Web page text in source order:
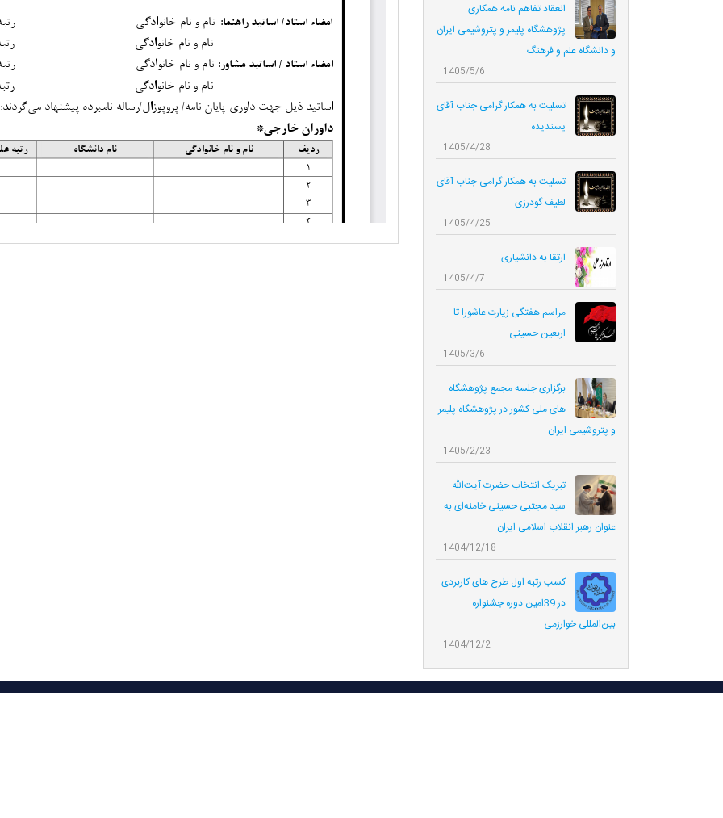
انعقاد تفاهم نامه همکاری‌
پژوهشگاه پلیمر و پتروشیمی ایران
و دانشگاه علم و فرهنگ
1405/5/6
تسلیت به همکار گرامی جناب آقای
پسندیده
1405/4/28
تسلیت به همکار گرامی جناب آقای
لطیف گودرزی
1405/4/25
ارتقا به دانشیاری
1405/4/7
مراسم هفتگی زیارت عاشورا تا
اربعین حسینی
1405/3/6
برگزاری جلسه مجمع پژوهشگاه
های ملی کشور در پژوهشگاه پلیمر
و پتروشیمی ایران
1405/2/23
تبریک انتخاب حضرت آیت‌الله
سید مجتبی حسینی خامنه‌ای به
عنوان رهبر انقلاب اسلامی ایران
1404/12/18
کسب رتبه اول طرح های کاربردی
در 39امین دوره جشنواره
بین‌المللی خوارزمی
1404/12/2
درباره پژوهشگاه
© تمامی حقوق این سایت محفوظ و متعلق به پژوهشگاه پلیمر و پتروشیمی ایران می باشد. طراحی و